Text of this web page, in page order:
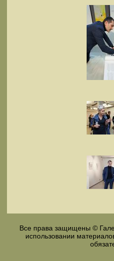
Все права защищены ©
использовании